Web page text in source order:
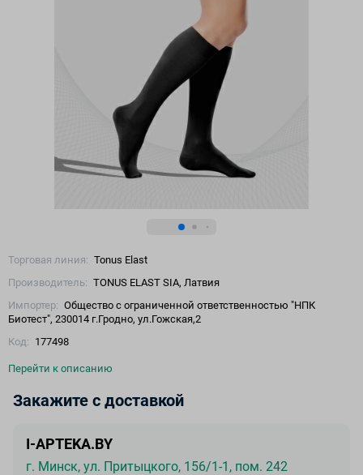
Торговая линия: Tonus Elast
Производитель: TONUS ELAST SIA, Латвия
Импортер: Общество с ограниченной ответственностью "НПК
Биотест", 230014 г.Гродно, ул.Гожская,2
Код: 177498
Перейти к описанию
Закажите с доставкой
I-APTEKA.BY
г. Минск, ул. Притыцкого, 156/1-1, пом. 242